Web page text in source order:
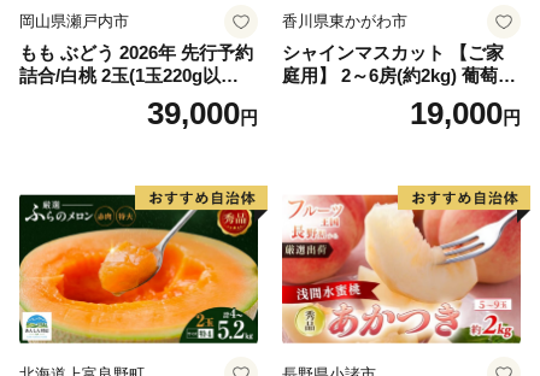
岡山県瀬戸内市
もも ぶどう 2026年 先行予約
詰合/白桃 2玉(1玉220g以
上)・シャインマスカット 晴
39,000円
香川県東かがわ市
シャインマスカット 【ご家
庭用】 2～6房(約2kg) 葡萄 ぶ
どう ブドウ フルーツ 果物 く
だもの 果実 旬の果物 旬のフ
19,000円